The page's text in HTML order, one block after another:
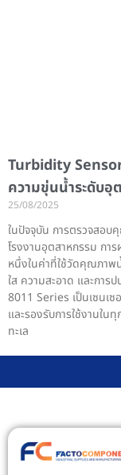
Turbidity Sensor
ความขุ่นน้ำระดับอุ
25/08/2025
ในปัจจุบัน การตรวจสอบ
โรงงานอุตสาหกรรม กา
หนึ่งในค่าที่ใช้วัดคุณภา
ใส ความสะอาด และกา
8011 Series เป็นเซนเ
และรองรับการใช้งานใ
ทะเล